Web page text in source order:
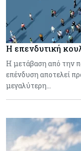
Η επενδυτική
Η μετάβαση από την
επένδυση αποτελεί
μεγαλύτερη…